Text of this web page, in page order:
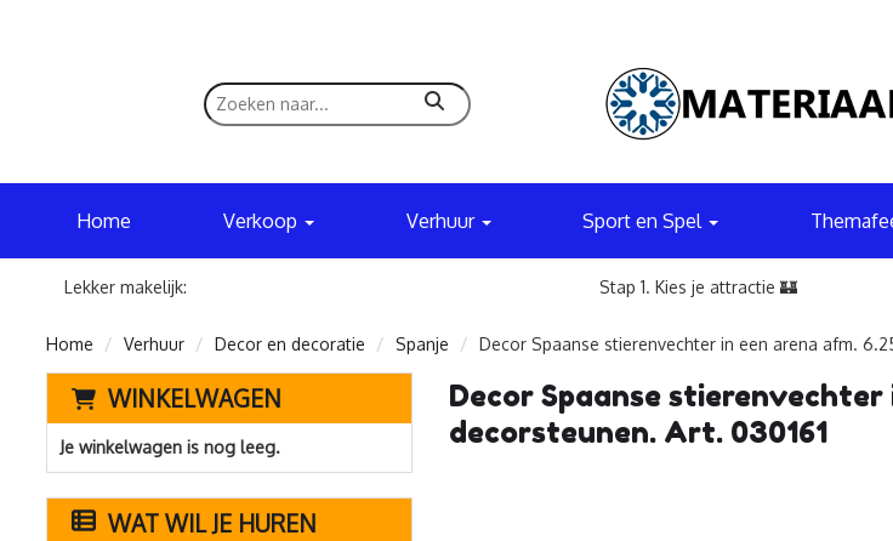
zoeken
Home Verkoop Verhuur Sport en Spel
Lekker makelijk: Stap 1. Kies je attractie 🏰
Home Verhuur Decor en decoratie Spanje Decor Spaanse stierenvechter in een arena afm.
WINKELWAGEN
Je winkelwagen is nog leeg.
WAT WIL JE HUREN
Decor Spaanse
decorsteunen. Art. 030161